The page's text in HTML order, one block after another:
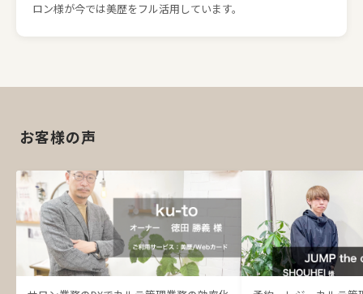
ロン様が今では美歴をフル活用しています。
お客様の声